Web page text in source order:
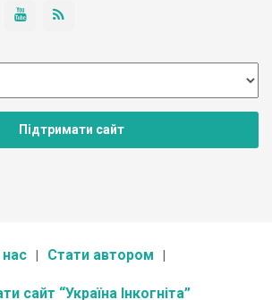
Підтримати сайт
Стати автором
сайт “Україна Інкогніта”